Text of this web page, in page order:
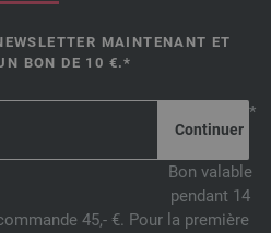
MAINTENANT ET
BON DE 10 €.*
*
Bon valable
pendant 14
45,- €. Pour la première